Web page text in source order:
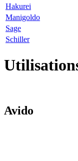
Hakurei
Manigoldo
Sage
Schiller
Avido